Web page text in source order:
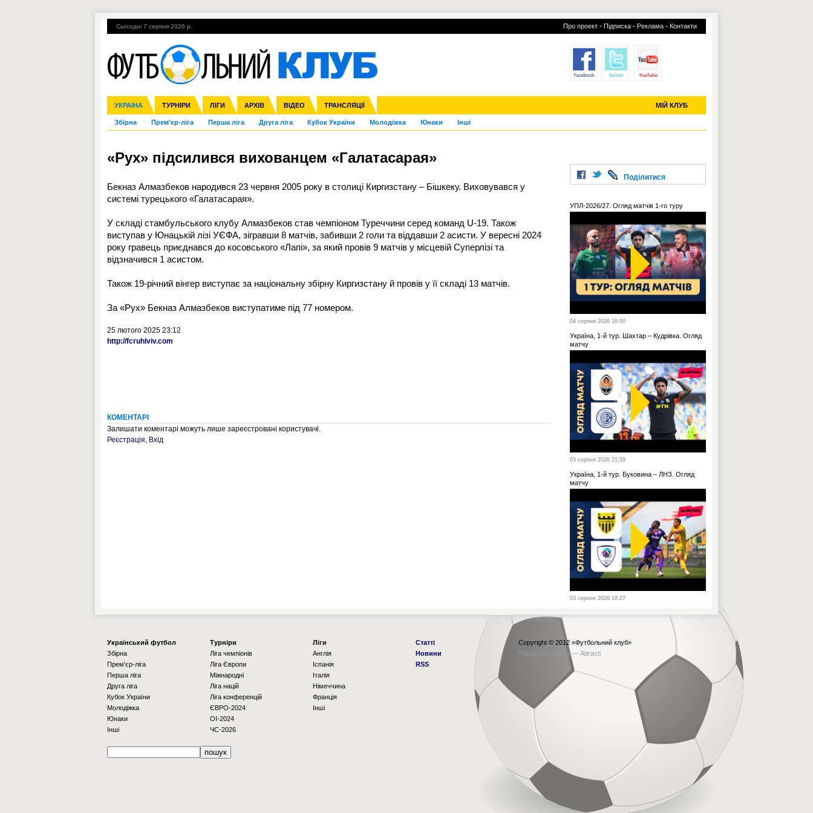
Сьогодні 7 серпня 2026 р. Про проект - Підписка - Реклама - Контакти
УКРАЇНА ТУРНІРИ ЛІГИ АРХІВ ВІДЕО ТРАНСЛЯЦІЇ МІЙ КЛУБ
Збірна Прем'єр-ліга Перша ліга Друга ліга Кубок України Молодіжка Юнаки Інші
Ліга чемпіонів Ліга Європи Міжнародні Ліга націй Ліга конференцій
Англія Іспанія Італія Німеччина Франція Інші
ЧС-2014 ЄВРО-2016 Росія Кубок конфедерацій ЧЄ-2015 (U-21)
Гарячі теми УПЛ, 1-й тур ВІЙНА УПЛ-ПЕРЕХОДИ УСІ ТРАНСФЕРИ
«Рух» підсилився вихованцем «Галатасарая»
Бекназ Алмазбеков народився 23 червня 2005 року в столиці Киргизстану – Бішкеку. Виховувався у
системі турецького «Галатасарая».
У складі стамбульського клубу Алмазбеков став чемпіоном Туреччини серед команд U-19. Також
виступав у Юнацькій лізі УЄФА, зігравши 8 матчів, забивши 2 голи та віддавши 2 асисти. У вересні 2024
року гравець приєднався до косовського «Лапі», за який провів 9 матчів у місцевій Суперлізі та
відзначився 1 асистом.
Також 19-річний вінгер виступає за національну збірну Киргизстану й провів у її складі 13 матчів.
За «Рух» Бекназ Алмазбеков виступатиме під 77 номером.
25 лютого 2025 23:12
http://fcruhlviv.com
КОМЕНТАРІ
Залишати коментарі можуть лише зареєстровані користувачі.
Реєстрація, Вхід
Поділитися
УПЛ-2026/27. Огляд матчів 1-го туру
04 серпня 2026 16:00
Україна, 1-й тур. Шахтар – Кудрівка. Огляд
матчу
03 серпня 2026 21:59
Україна, 1-й тур. Буковина – ЛНЗ. Огляд
матчу
03 серпня 2026 18:27
Українcький футбол
Збірна
Прем'єр-ліга
Перша ліга
Друга ліга
Кубок України
Молодіжка
Юнаки
Інші
Турніри
Ліга чемпіонів
Ліга Європи
Міжнародні
Ліга націй
Ліга конференцій
ЄВРО-2024
OI-2024
ЧС-2026
Ліги
Англія
Іспанія
Італія
Німеччина
Франція
Інші
Статті
Новини
RSS
Copyright © 2012 «Футбольний клуб»
Рорзробка сайта — Attracti